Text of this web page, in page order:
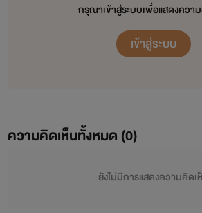
กรุณาเข้าสู่ระบบเพื่อแสดงควา
เข้าสู่ระบบ
ความคิดเห็นทั้งหมด (0)
ยังไม่มีการแสดงความคิดเ